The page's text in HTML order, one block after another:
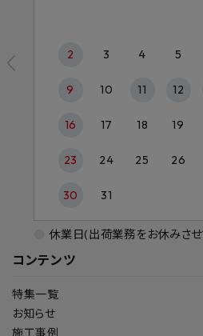
コンテンツ
特集一覧
お知らせ
施工事例
2 3 4 5
9 10 11 12
16 17 18 19
23 24 25 26
30 31
休業日(出荷業務をお休みさ